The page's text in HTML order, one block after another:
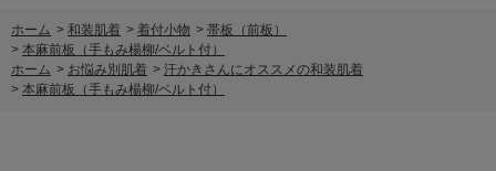
ホーム > 和装肌着 > 着付小物 > 帯板（前板）
> 本麻前板（手もみ楊柳/ベルト付）
ホーム > お悩み別肌着 > 汗かきさんにオススメの和装肌着
> 本麻前板（手もみ楊柳/ベルト付）